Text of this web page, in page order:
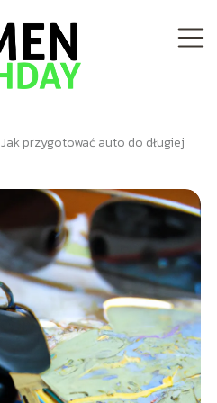
Jak przygotować auto do długiej